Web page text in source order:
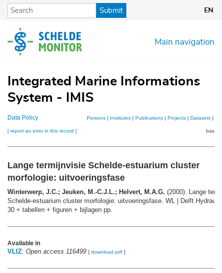
Skip
content
Submit EN
Main navigation
Integrated Marine Informations
System - IMIS
Data Policy Persons | Institutes | Publications | Projects | Datasets |
[ report an error in this record ]
Lange termijnvisie Schelde-estuarium cluster
morfologie: uitvoeringsfase
Winterwerp, J.C.; Jeuken, M.-C.J.L.; Helvert, M.A.G. (2000). Lange
Schelde-estuarium cluster morfologie: uitvoeringsfase. WL | Delft
30 + tabellen + figuren + bijlagen pp.
Available in
VLIZ: Open access 116499 [ download pdf ]